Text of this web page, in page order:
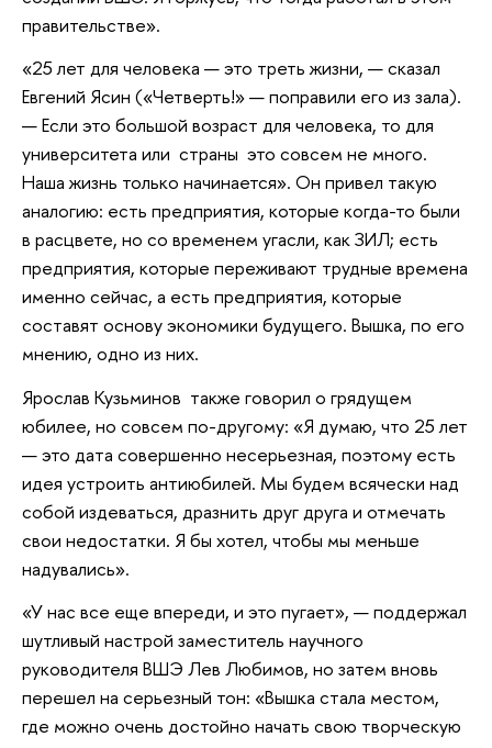
правительстве».
«25 лет для человека — это треть жизни, — сказал
Евгений Ясин («Четверть!» — поправили его из зала).
— Если это большой возраст для человека, то для
университета или страны это совсем не много.
Наша жизнь только начинается». Он привел такую
аналогию: есть предприятия, которые когда-то были
в расцвете, но со временем угасли, как ЗИЛ; есть
предприятия, которые переживают трудные времена
именно сейчас, а есть предприятия, которые
составят основу экономики будущего. Вышка, по его
мнению, одно из них.
Ярослав Кузьминов также говорил о грядущем
юбилее, но совсем по-другому: «Я думаю, что 25 лет
— это дата совершенно несерьезная, поэтому есть
идея устроить антиюбилей. Мы будем всячески над
собой издеваться, дразнить друг друга и отмечать
свои недостатки. Я бы хотел, чтобы мы меньше
надувались».
«У нас все еще впереди, и это пугает», — поддержал
шутливый настрой заместитель научного
руководителя ВШЭ Лев Любимов, но затем вновь
перешел на серьезный тон: «Вышка стала местом,
где можно очень достойно начать свою творческую